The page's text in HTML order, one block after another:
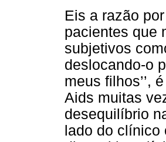
Eis a razão
pacientes que
subjetivos
deslocando-o
meus filhos’’,
Aids muitas
desequilíbrio
lado do